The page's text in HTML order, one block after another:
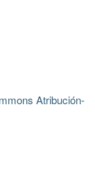
Atribución-